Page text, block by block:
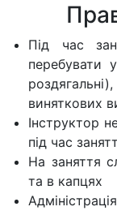
Під час
перебувати
виняткових
Інструктор
під час
На заняття
та в капцях